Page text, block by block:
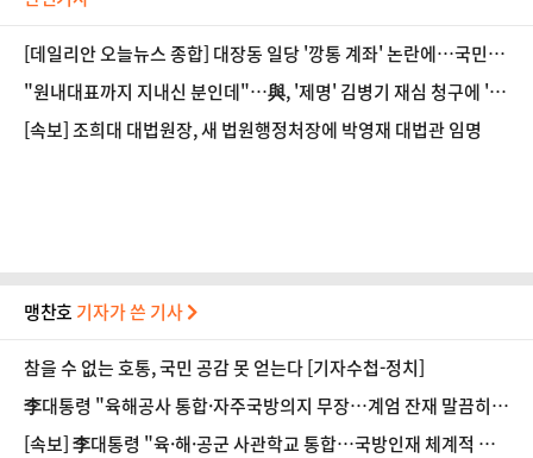
[데일리안 오늘뉴스 종합] 대장동 일당 '깡통 계좌' 논란에…국민의
힘 "'국가의 무능' 또다른 범죄 낳아", 5시간 조사 마친 김병기 "충
실히 소명했다"…윤리심판원 결단만 남았다 등
"원내대표까지 지내신 분인데"…與, '제명' 김병기 재심 청구에 '당
혹'
[속보] 조희대 대법원장, 새 법원행정처장에 박영재 대법관 임명
맹찬호 기자가 쓴 기사
참을 수 없는 호통, 국민 공감 못 얻는다 [기자수첩-정치]
李대통령 "육해공사 통합·자주국방의지 무장…계엄 잔재 말끔히
청산"
[속보] 李대통령 "육·해·공군 사관학교 통합…국방인재 체계적 양